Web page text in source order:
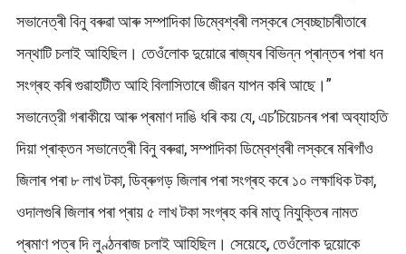
সভানেত্ৰী বিনু বৰুৱা আৰু সম্পাদিকা ডিম্বেশ্বৰী লস্কৰে স্বেচ্ছাচাৰীতাৰে
সন্থাটি চলাই আহিছিল। তেওঁলোক দুয়োৱে ৰাজ্যৰ বিভিন্ন প্ৰান্তৰ পৰা ধন
সংগ্ৰহ কৰি গুৱাহাটীত আহি বিলাসিতাৰে জীৱন যাপন কৰি আছে।”
সভানেত্রী গৰাকীয়ে আৰু প্ৰমাণ দাঙি ধৰি কয় যে, এচ’চিয়েচনৰ পৰা অব্যাহতি
দিয়া প্ৰাক্তন সভানেত্ৰী বিনু বৰুৱা, সম্পাদিকা ডিম্বেশ্বৰী লস্কৰে মৰিগাঁও
জিলাৰ পৰা ৮ লাখ টকা, ডিব্ৰুগড় জিলাৰ পৰা সংগ্ৰহ কৰে ১০ লক্ষাধিক টকা,
ওদালগুৰি জিলাৰ পৰা প্ৰায় ৫ লাখ টকা সংগ্ৰহ কৰি মাতৃ নিযুক্তিৰ নামত
প্ৰমাণ পত্ৰ দি লুণ্ঠনৰাজ চলাই আহিছিল। সেয়েহে, তেওঁলোক দুয়োকে